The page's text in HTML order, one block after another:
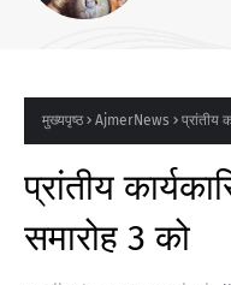
मुख्यपृष्ठ AjmerNews प्रांतीय
प्रांतीय
समारोह 3 को